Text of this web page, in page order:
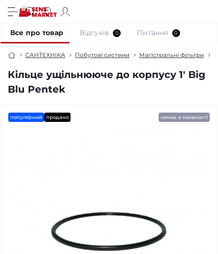
САНТЕХНІКА Побутові системи Магістральні фільтри
Кільце ущільнююче до корпусу 1' Big
Blu Pentek
Все про товар Відгуків 0 Питання 0
популярний продано немає в наявності